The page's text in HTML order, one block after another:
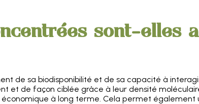
sont-elles
de sa biodisponibilité et de sa capacité à
et de façon ciblée grâce à leur densité
à long terme. Cela permet également